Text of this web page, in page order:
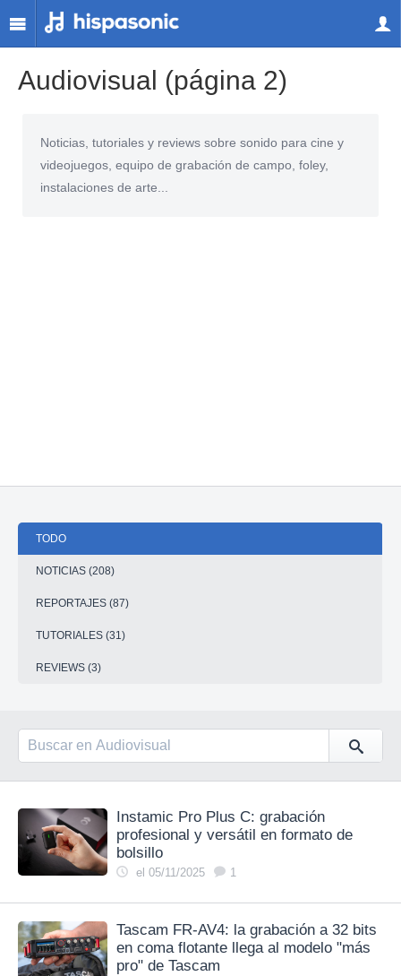
Audiovisual (página 2)
Noticias, tutoriales y reviews sobre sonido para cine y
videojuegos, equipo de grabación de campo, foley,
instalaciones de arte...
TODO
NOTICIAS (208)
REPORTAJES (87)
TUTORIALES (31)
REVIEWS (3)
Instamic Pro Plus C: grabación
profesional y versátil en formato de
bolsillo
el 05/11/2025 1
Tascam FR-AV4: la grabación a 32 bits
en coma flotante llega al modelo "más
pro" de Tascam